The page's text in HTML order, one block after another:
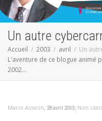
Un autre
Accueil 2003 avril
Un
L'aventure de ce blogue animé
2002...
Mario Asselin, 28 avril 2003, Non